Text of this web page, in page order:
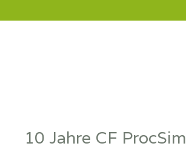
10 Jahre CF ProcSim